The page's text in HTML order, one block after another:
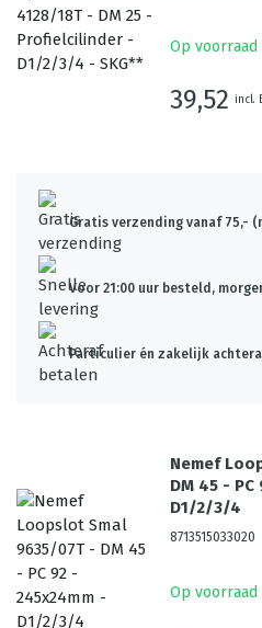
Op voorraad
39,52 incl.
Gratis verzending vanaf 75,-
Voor 21:00 uur besteld,
Particulier én zakelijk
Nemef
DM 45 -
D1/2/3/4
8713515033020
Op voorraad